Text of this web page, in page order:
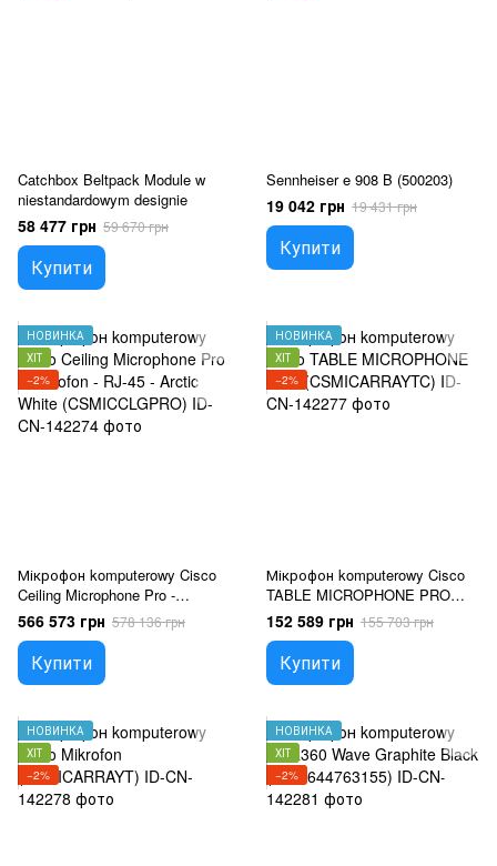
Catchbox Beltpack Module w
niestandardowym designie
58 477 грн 59 670 грн
Купити
Sennheiser e 908 B (500203)
19 042 грн 19 431 грн
Купити
НОВИНКА
ХІТ
−2%
Мікрофон komputerowy Cisco
Ceiling Microphone Pro -
Mikrofon - RJ-45 - Arctic White
(CSMICCLGPRO)
566 573 грн 578 136 грн
Купити
НОВИНКА
ХІТ
−2%
Мікрофон komputerowy Cisco
TABLE MICROPHONE PRO
(CSMICARRAYTC)
152 589 грн 155 703 грн
Купити
НОВИНКА
ХІТ
−2%
НОВИНКА
ХІТ
−2%